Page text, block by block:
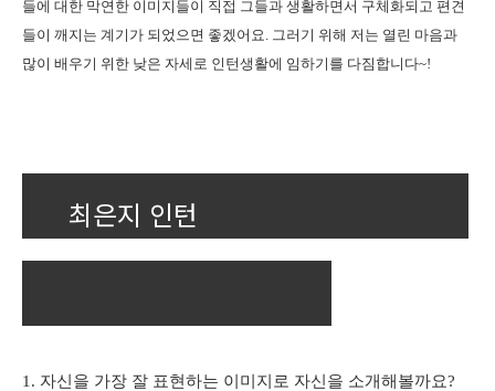
들에 대한 막연한 이미지들이 직접 그들과 생활하면서 구체화되고 편견
들이 깨지는 계기가 되었으면 좋겠어요. 그러기 위해 저는 열린 마음과
많이 배우기 위한 낮은 자세로 인턴생활에 임하기를 다짐합니다~!
최은지 인턴
1. 자신을 가장 잘 표현하는 이미지로 자신을 소개해볼까요?